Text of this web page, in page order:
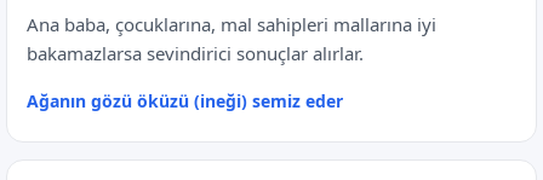
Ana baba, çocuklarına, mal sahipleri mallarına iyi
bakamazlarsa sevindirici sonuçlar alırlar.
Ağanın gözü öküzü (ineği) semiz eder